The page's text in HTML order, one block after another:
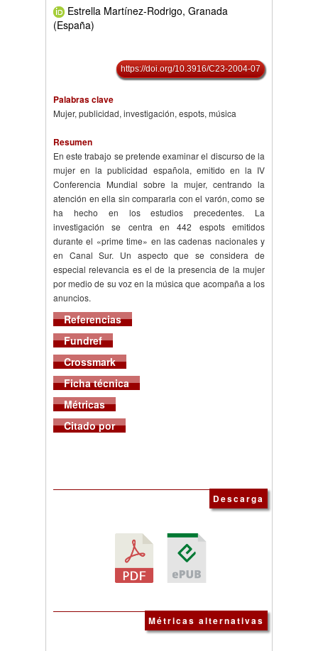
Estrella Martínez-Rodrigo, Granada
(España)
https://doi.org/10.3916/C23-2004-07
Palabras clave
Mujer, publicidad, investigación, espots, música
Resumen
En este trabajo se pretende examinar el discurso de la
mujer en la publicidad española, emitido en la IV
Conferencia Mundial sobre la mujer, centrando la
atención en ella sin compararla con el varón, como se
ha hecho en los estudios precedentes. La
investigación se centra en 442 espots emitidos
durante el «prime time» en las cadenas nacionales y
en Canal Sur. Un aspecto que se considera de
especial relevancia es el de la presencia de la mujer
por medio de su voz en la música que acompaña a los
anuncios.
Referencias
Fundref
Crossmark
Ficha técnica
Métricas
Citado por
Descarga
Métricas alternativas